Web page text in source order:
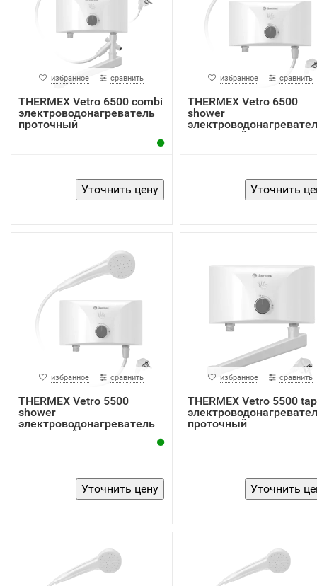
избранное сравнить
THERMEX Vetro 6500 combi
электроводонагреватель
проточный
избранное сравнить
THERMEX Vetro 6500
shower
проточный
избранное сравнить
THERMEX Vetro 5500
shower
электроводонагреватель
проточный
избранное сравнить
THERMEX Vetro 5500 tap
проточный